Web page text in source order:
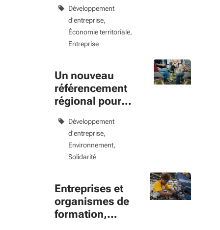
Territorialisé
Développement
d'entreprise
Économie territoriale
Entreprise
Un nouveau
référencement
régional pour
démarches RSE
Développement
d'entreprise
Environnement
Solidarité
Entreprises et
organismes de
formation,